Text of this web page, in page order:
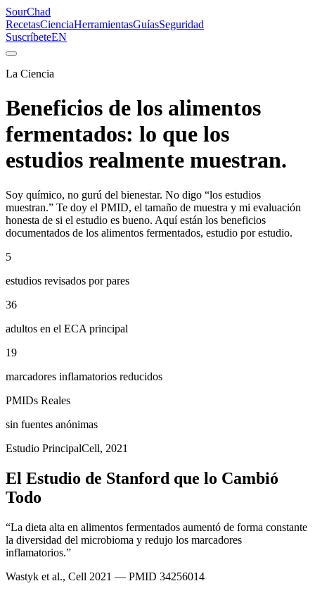
SourChad
RecetasCienciaHerramientasGuíasSeguridad
SuscríbeteEN
La Ciencia
Beneficios de los alimentos
fermentados: lo que los
estudios realmente muestran.
Soy químico, no gurú del bienestar. No digo “los estudios
muestran.” Te doy el PMID, el tamaño de muestra y mi evaluación
honesta de si el estudio es bueno. Aquí están los beneficios
documentados de los alimentos fermentados, estudio por estudio.
5
estudios revisados por pares
36
adultos en el ECA principal
19
marcadores inflamatorios reducidos
PMIDs Reales
sin fuentes anónimas
Estudio PrincipalCell, 2021
El Estudio de Stanford que lo Cambió
Todo
“La dieta alta en alimentos fermentados aumentó de forma constante
la diversidad del microbioma y redujo los marcadores
inflamatorios.”
Wastyk et al., Cell 2021 — PMID 34256014